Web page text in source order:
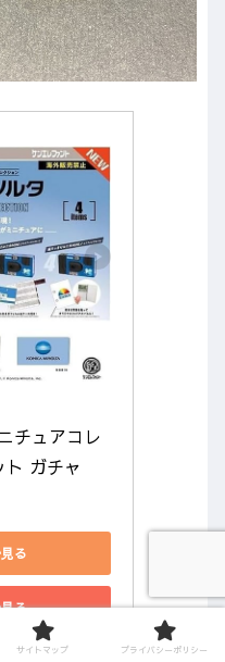
チュアコレ
ト ガチャ
る
る
サイトマップ プライバシーポリシー